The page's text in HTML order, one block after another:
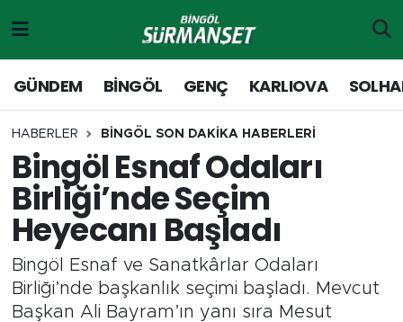
GÜNDEM BİNGÖL GENÇ KARLIOVA
HABERLER BİNGÖL SON DAKİKA HABERLERİ
Bingöl Esnaf Odaları
Birliği’nde Seçim
Heyecanı Başladı
Bingöl Esnaf ve Sanatkârlar Odaları
Birliği’nde başkanlık seçimi başladı. Mevcut
Başkan Ali Bayram’ın yanı sıra Mesut
Genç
Solhan
Karlıova
Adaklı-Kiğı
Yayladere-Yedisu
Merkez Hava Durumu
Merkez Trafik Yoğunluk Haritası
Süper Lig Puan Durumu ve Fikstür
Tüm Manşetler
Son Dakika Haberleri